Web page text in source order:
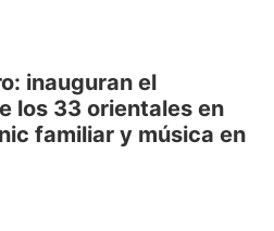
inauguran el
los 33 orientales en
familiar y música en